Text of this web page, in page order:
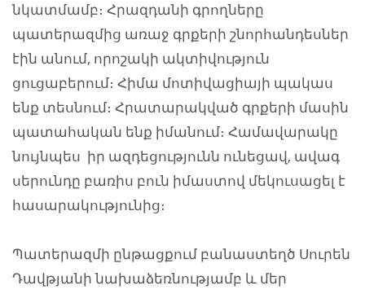
նկատմամբ։ Հրազդանի գրողները
պատերազմից առաջ գրքերի շնորհանդեսներ
էին անում, որոշակի ակտիվություն
ցուցաբերում։ Հիմա մոտիվացիայի պակաս
ենք տեսնում։ Հրատարակված գրքերի մասին
պատահական ենք իմանում։ Համավարակը
նույնպես իր ազդեցությունն ունեցավ, ավագ
սերունդը բառիս բուն իմաստով մեկուսացել է
հասարակությունից։
Պատերազմի ընթացքում բանաստեղծ Սուրեն
Դավթյանի նախաձեռնությամբ և մեր